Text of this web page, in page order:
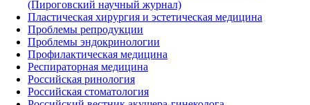
(Пироговский научный журнал)
Пластическая хирургия и эстетическая медицина
Проблемы репродукции
Проблемы эндокринологии
Профилактическая медицина
Респираторная медицина
Российская ринология
Российская стоматология